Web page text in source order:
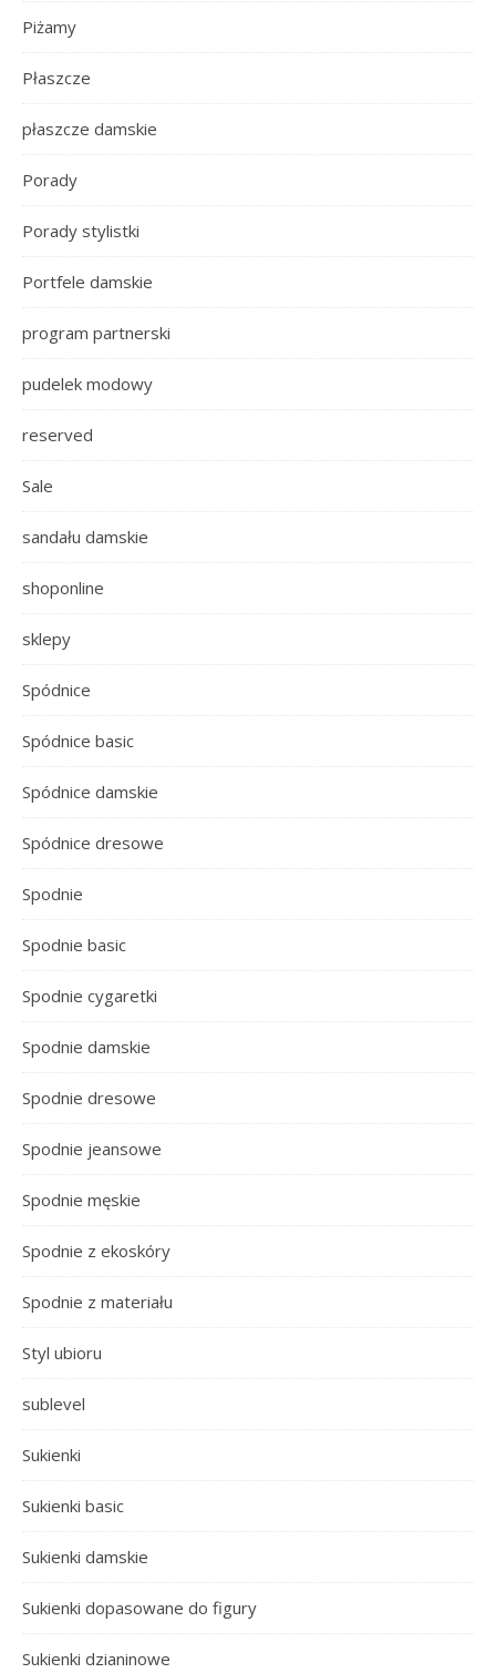
Piżamy
Płaszcze
płaszcze damskie
Porady
Porady stylistki
Portfele damskie
program partnerski
pudelek modowy
reserved
Sale
sandału damskie
shoponline
sklepy
Spódnice
Spódnice basic
Spódnice damskie
Spódnice dresowe
Spodnie
Spodnie basic
Spodnie cygaretki
Spodnie damskie
Spodnie dresowe
Spodnie jeansowe
Spodnie męskie
Spodnie z ekoskóry
Spodnie z materiału
Styl ubioru
sublevel
Sukienki
Sukienki basic
Sukienki damskie
Sukienki dopasowane do figury
Sukienki dzianinowe